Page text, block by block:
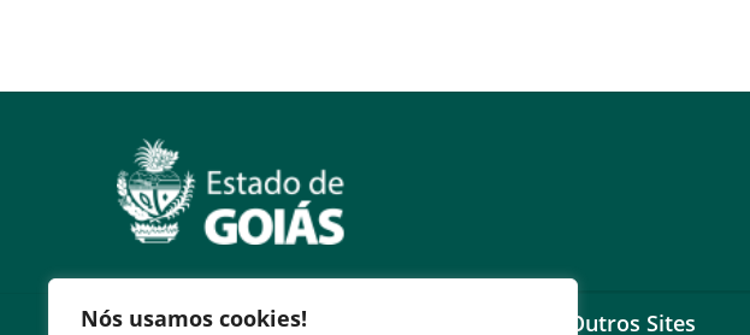
Nós usamos cookies!
Serviços Outros Sites